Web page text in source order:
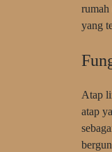
rumah
yang
Atap
atap